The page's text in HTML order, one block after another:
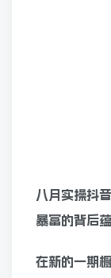
八月实操抖
暴富的背后
在新的一期